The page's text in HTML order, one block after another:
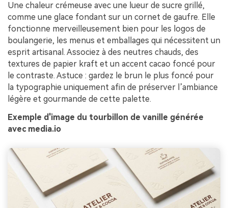
Une chaleur crémeuse avec une lueur de sucre grillé,
comme une glace fondant sur un cornet de gaufre. Elle
fonctionne merveilleusement bien pour les logos de
boulangerie, les menus et emballages qui nécessitent un
esprit artisanal. Associez à des neutres chauds, des
textures de papier kraft et un accent cacao foncé pour
le contraste. Astuce : gardez le brun le plus foncé pour
la typographie uniquement afin de préserver l’ambiance
légère et gourmande de cette palette.
Exemple d'image du tourbillon de vanille générée
avec media.io